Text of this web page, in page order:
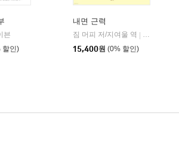
븐
할인)
내면 근력
짐 머피 저/지여울 역 |
15,400원 (0% 할인)